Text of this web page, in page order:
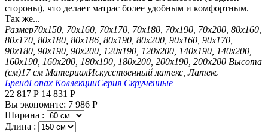
стороны), что делает матрас более удобным и комфортным.
Так же...
Размер70х150, 70х160, 70х170, 70х180, 70х190, 70х200, 80х160,
80х170, 80х180, 80х186, 80х190, 80х200, 90х160, 90х170,
90х180, 90х190, 90х200, 120х190, 120х200, 140х190, 140х200,
160х190, 160х200, 180х190, 180х200, 200х190, 200х200 Высота
(см)17 см МатериалИскусственный латекс, Латекс
БрендLonax КоллекцииСерия Скрученные
22 817 Р 14 831 Р
Вы экономите: 7 986 Р
Ширина :
Длина :